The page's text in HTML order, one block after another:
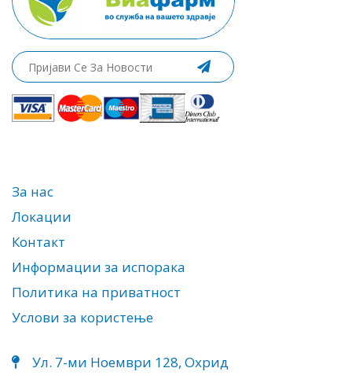
За нас
Локации
Контакт
Информации за испорака
Политика на приватност
Услови за користење
Ул. 7-ми Ноември 128, Охрид